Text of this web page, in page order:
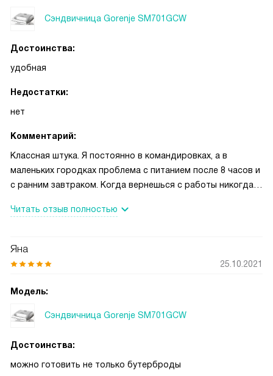
Сэндвичница Gorenje SM701GCW
Достоинства:
удобная
Недостатки:
нет
Комментарий:
Классная штука. Я постоянно в командировках, а в
маленьких городках проблема с питанием после 8 часов и
с ранним завтраком. Когда вернешься с работы никогда
горяченькое. Приходится возить с собой, благо ездим на
Читать отзыв полностью
Яна
25.10.2021
Модель:
Сэндвичница Gorenje SM701GCW
Достоинства:
можно готовить не только бутерброды